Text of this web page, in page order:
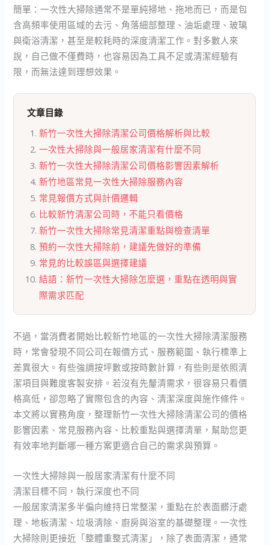
簡單：一次性大掃除通常不是單純掃地、拖地而已，而是包
含高頻率使用區域的去污、角落細部整理、油垢處理、玻璃
與衛浴清潔，甚至是較耗時的深度清潔工作。對多數人來
說，自己做不僅費時，也容易因為工具不足或清潔經驗有
限，而無法達到理想效果。
文章目錄
新竹一次性大掃除清潔公司價格解析與比較
一次性大掃除與一般居家清潔有什麼不同
新竹一次性大掃除清潔公司價格影響因素解析
新竹地區常見一次性大掃除服務內容
常見報價方式與計價邏輯
比較新竹清潔公司時，不能只看價格
新竹一次性大掃除常見清潔重點與檢查清單
預約一次性大掃除前，建議先做好的準備
常見的比較誤區與選擇建議
結語：新竹一次性大掃除怎麼選，重點在透明與實
際需求匹配
不過，當消費者開始比較新竹地區的一次性大掃除清潔服務
時，常會發現不同公司在報價方式、服務範圍、執行標準上
差異很大。有些強調按坪數或按時數計算，有些則是依照清
潔項目與難度客製安排。若沒有先釐清需求，很容易只看價
格高低，卻忽略了實際包含的內容、清潔深度與施作條件。
本文將以實務角度，整理新竹一次性大掃除清潔公司的價格
影響因素、常見服務內容、比較重點與選擇清單，幫助您更
有效率地判斷哪一種方案更適合自己的需求與預算。
一次性大掃除與一般居家清潔有什麼不同
清潔目標不同，執行深度也不同
一般居家清潔多半偏向維持日常整潔，重點在於表面髒汙處
理、地板清潔、垃圾清除、廚房與浴室的基礎整理。一次性
大掃除則更接近「整體重整式清潔」，除了表面清潔，通常